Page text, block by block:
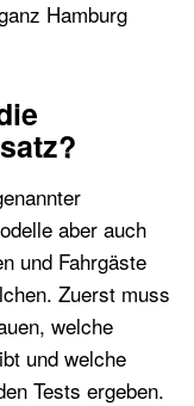
Hamburg
aber auch
und Fahrgäste
Zuerst muss
welche
und welche
Tests ergeben.